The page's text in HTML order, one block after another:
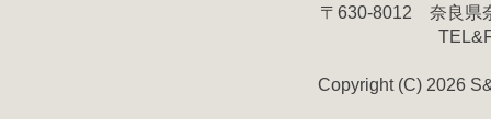
〒630-8012 奈良県
Copyright (C) 2026